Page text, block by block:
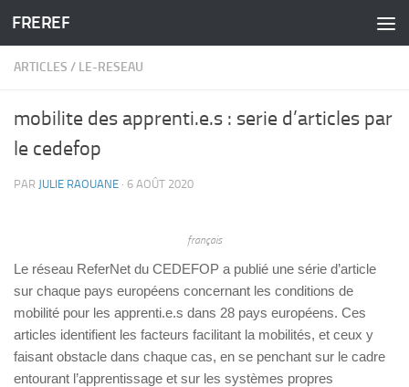
Skip to content
FREREF
ARTICLES / LE-RESEAU
mobilite des apprenti.e.s : serie d’articles par
le cedefop
PAR JULIE RAOUANE · 6 AOÛT 2020
français
Le réseau ReferNet du CEDEFOP a publié une série d’article
sur chaque pays européens concernant les conditions de
mobilité pour les apprenti.e.s dans 28 pays européens. Ces
articles identifient les facteurs facilitant la mobilités, et ceux y
faisant obstacle dans chaque cas, en se penchant sur le cadre
entourant l’apprentissage et sur les systèmes propres